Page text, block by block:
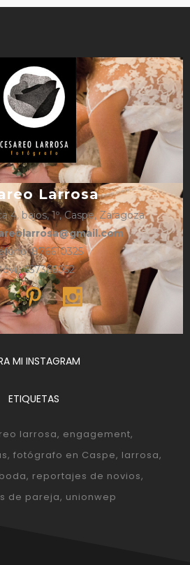
Larrosa
4, bajos, 1º, Caspe, Zaragoza
876610325
657366052
MI INSTAGRAM
ETIQUETAS
larrosa engagement
fotógrafo en Caspe larrosa
reportajes de novios
de pareja unionwep